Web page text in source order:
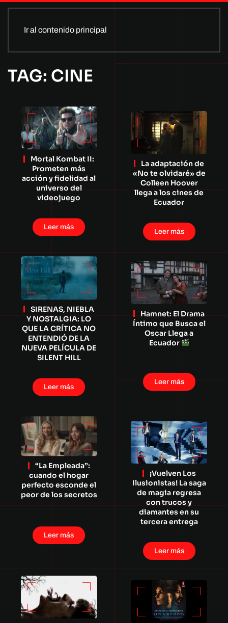
Ir al contenido principal
TAG: CINE
Mortal Kombat II:
Prometen más
acción y fidelidad al
universo del
videojuego
Leer más
La adaptación de
«No te olvidaré» de
Colleen Hoover
llega a los cines de
Ecuador
Leer más
SIRENAS, NIEBLA
Y NOSTALGIA: LO
QUE LA CRÍTICA NO
ENTENDIÓ DE LA
NUEVA PELÍCULA DE
SILENT HILL
Leer más
Hamnet: El Drama
Íntimo que Busca el
Oscar Llega a
Ecuador
Leer más
“La Empleada”:
cuando el hogar
perfecto esconde el
peor de los secretos
Leer más
¡Vuelven Los
Ilusionistas! La saga
de magia regresa
con trucos y
diamantes en su
tercera entrega
Leer más